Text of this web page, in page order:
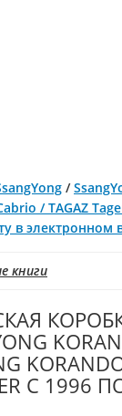
/
/ ТАGАZ
в электронном
книги
С 1996